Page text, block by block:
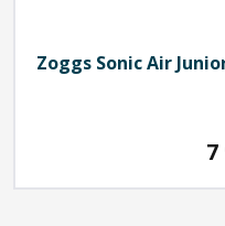
Zoggs Sonic Air
7